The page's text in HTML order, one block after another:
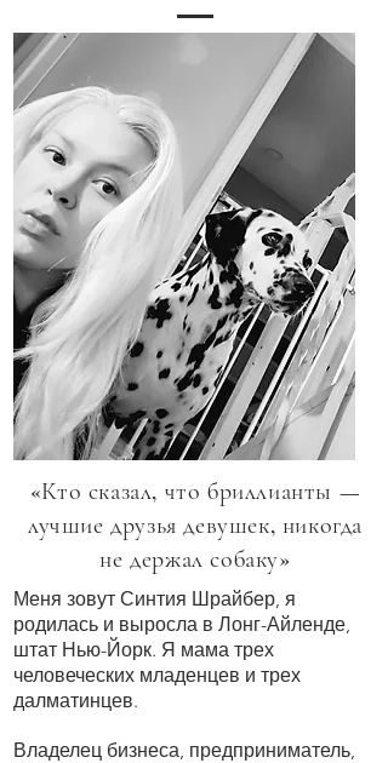
«Кто сказал, что бриллианты —
лучшие друзья девушек, никогда
не держал собаку»
Меня зовут Синтия Шрайбер, я
родилась и выросла в Лонг-Айленде,
штат Нью-Йорк. Я мама трех
человеческих младенцев и трех
далматинцев.
Владелец бизнеса, предприниматель,